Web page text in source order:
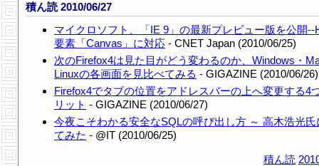
積ん読 2010/06/27
マイクロソフト、「IE 9」の最新プレビュー版を公開--
要素「Canvas」に対応 - CNET Japan (2010/06/25)
次のFirefox4は見た目がどう変わるのか、Windows・
Linuxの各画面を見比べてみる - GIGAZINE (2010/06/26)
Firefox4でタブの位置をアドレスバーの上へ変更する4
リット - GIGAZINE (2010/06/27)
今夜こそわかる安全なSQLの呼び出し方 ～ 高木浩光氏
てみた - @IT (2010/06/25)
積ん読